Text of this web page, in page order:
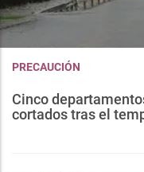
PRECAUCIÓN
Cinco
cortados tras el